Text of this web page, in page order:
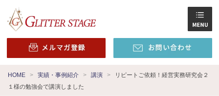
HOME 実績・事例紹介 講演
リピートご依頼！経営実務研究会２
１様の勉強会で講演しました